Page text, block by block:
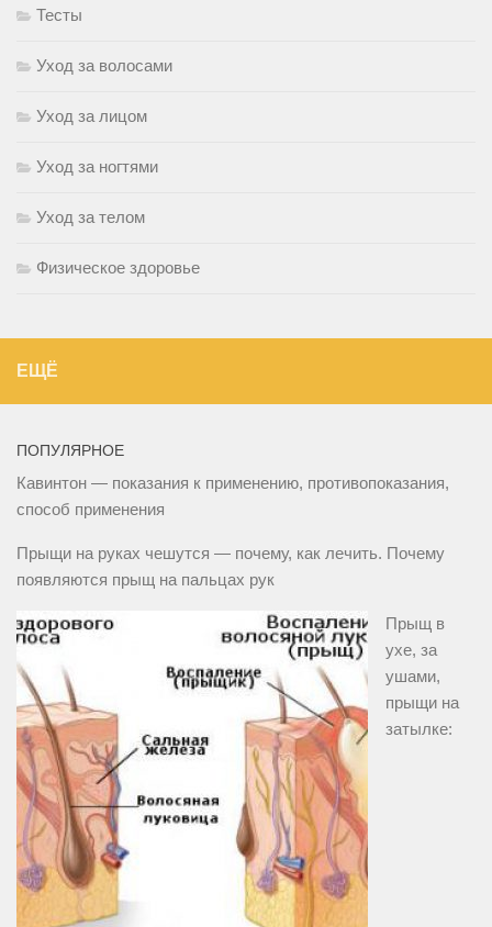
Тесты
Уход за волосами
Уход за лицом
Уход за ногтями
Уход за телом
Физическое здоровье
ЕЩЁ
ПОПУЛЯРНОЕ
Кавинтон — показания к применению, противопоказания,
способ применения
Прыщи на руках чешутся — почему, как лечить. Почему
появляются прыщ на пальцах рук
Прыщ в
ухе, за
ушами,
прыщи на
затылке: